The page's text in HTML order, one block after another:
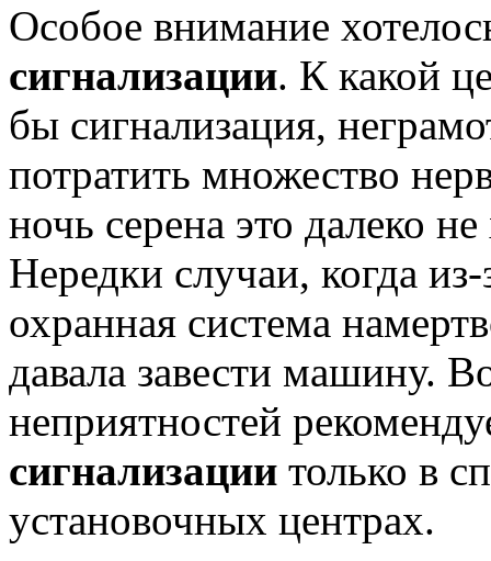
Особое внимание
сигнализации. К какой
бы сигнализация,
потратить множество
ночь серена это далеко
Нередки случаи, когда
охранная система
давала завести машину.
неприятностей
сигнализации только в
установочных центрах.